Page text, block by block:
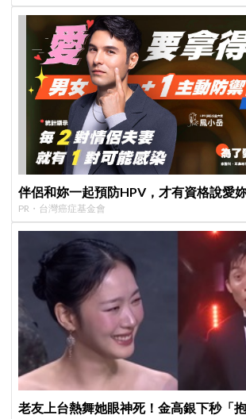
伴侶和妳一起預防HPV，才有資格說愛妳
PR・台灣癌症基金會
老友上台熱舞她眼神死！金高銀下秒「